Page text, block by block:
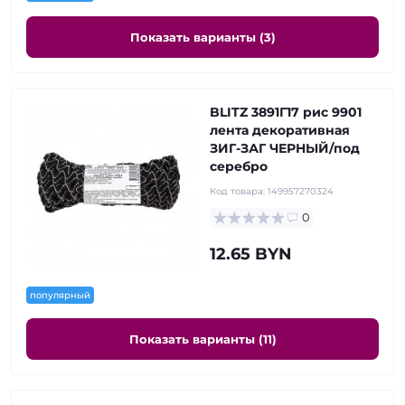
Показать варианты (3)
популярный
BLITZ 3891Г17 рис 9901
лента декоративная
ЗИГ-ЗАГ ЧЕРНЫЙ/под
серебро
Код товара: 149957270324
0
12.65 BYN
Показать варианты (11)